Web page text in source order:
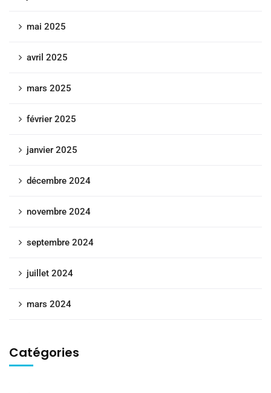
mai 2025
avril 2025
mars 2025
février 2025
janvier 2025
décembre 2024
novembre 2024
septembre 2024
juillet 2024
mars 2024
Catégories